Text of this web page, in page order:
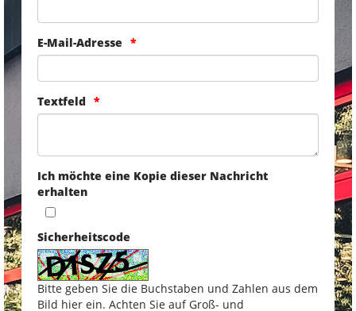
E-Mail-Adresse
Textfeld
Ich möchte eine Kopie dieser Nachricht
erhalten
Sicherheitscode
Bitte geben Sie die Buchstaben und Zahlen aus dem
Bild hier ein. Achten Sie auf Groß- und